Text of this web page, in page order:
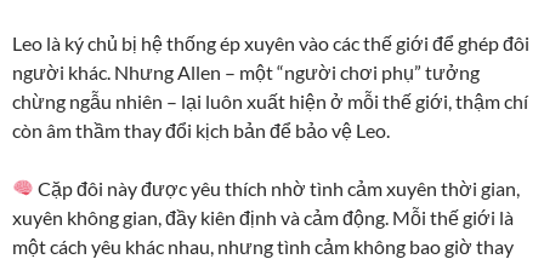
Leo là ký chủ bị hệ thống ép xuyên vào các thế giới để ghép đôi
người khác. Nhưng Allen – một “người chơi phụ” tưởng
chừng ngẫu nhiên – lại luôn xuất hiện ở mỗi thế giới, thậm chí
còn âm thầm thay đổi kịch bản để bảo vệ Leo.
Cặp đôi này được yêu thích nhờ tình cảm xuyên thời gian,
xuyên không gian, đầy kiên định và cảm động. Mỗi thế giới là
một cách yêu khác nhau, nhưng tình cảm không bao giờ thay